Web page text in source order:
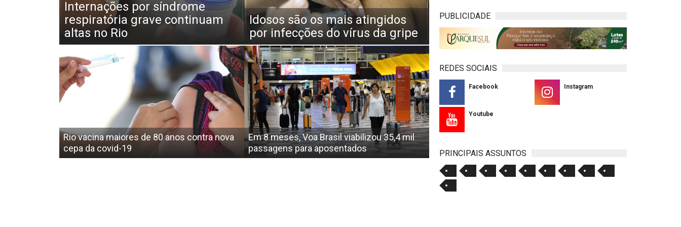
Internações por síndrome
respiratória grave continuam
altas no Rio
Idosos são os mais atingidos
por infecções do vírus da gripe
Rio vacina maiores de 80 anos contra nova
cepa da covid-19
Em 8 meses, Voa Brasil viabilizou 35,4 mil
passagens para aposentados
PUBLICIDADE
REDES SOCIAIS
Facebook Instagram
Youtube
PRINCIPAIS ASSUNTOS